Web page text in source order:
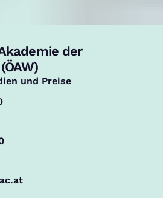
der
und Preise